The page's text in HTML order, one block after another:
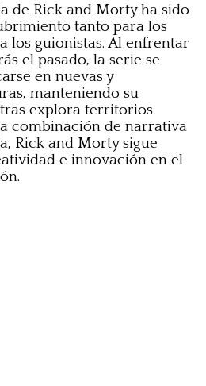
de Rick and Morty ha sido
tanto para los
los guionistas. Al enfrentar
el pasado, la serie se
en nuevas y
manteniendo su
explora territorios
combinación de narrativa
Rick and Morty sigue
e innovación en el